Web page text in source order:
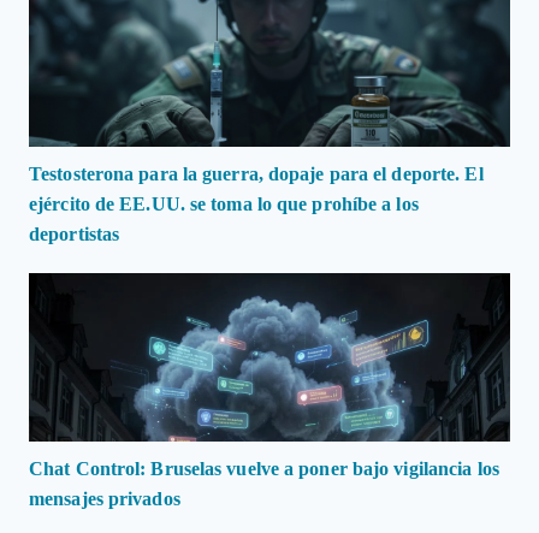
Testosterona para la guerra, dopaje para el deporte. El
ejército de EE.UU. se toma lo que prohíbe a los
deportistas
Chat Control: Bruselas vuelve a poner bajo vigilancia los
mensajes privados